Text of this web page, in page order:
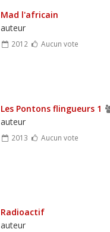
Mad l'africain
auteur
2012 Aucun vote
Les Pontons flingueurs 1
auteur
2013 Aucun vote
Radioactif
auteur